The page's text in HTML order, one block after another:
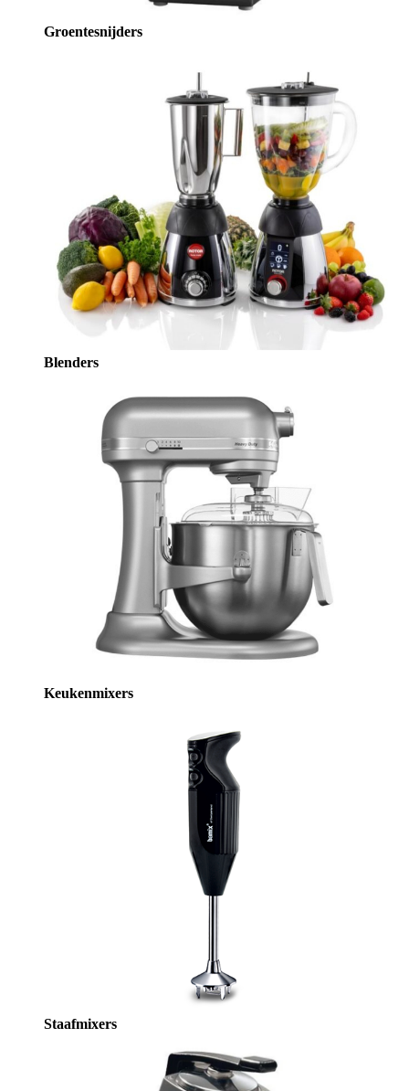
Groentesnijders
Blenders
Keukenmixers
Staafmixers